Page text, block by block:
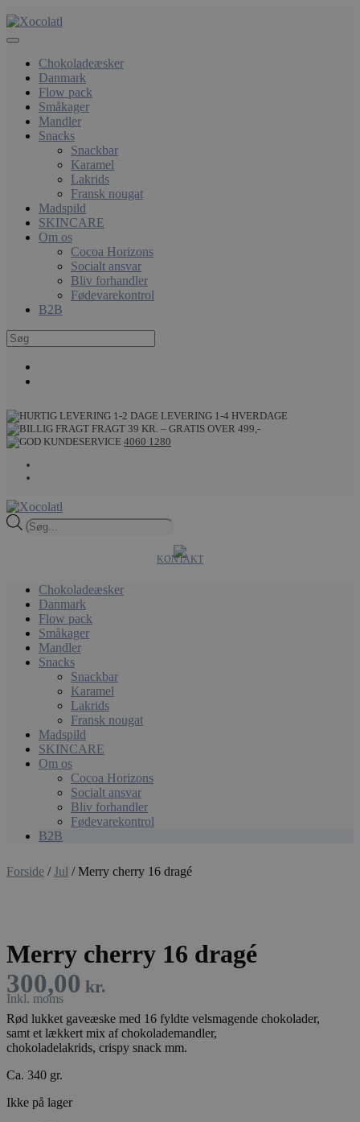
Chokoladeæsker
Danmark
Flow pack
Småkager
Mandler
Snacks
Snackbar
Karamel
Lakrids
Fransk nougat
Madspild
SKINCARE
Om os
Cocoa Horizons
Socialt ansvar
Bliv forhandler
Fødevarekontrol
B2B
LEVERING 1-4 HVERDAGE
FRAGT 39 KR. – GRATIS OVER 499,-
4060 1280
Products
search
KONTAKT
Chokoladeæsker
Danmark
Flow pack
Småkager
Mandler
Snacks
Snackbar
Karamel
Lakrids
Fransk nougat
Madspild
SKINCARE
Om os
Cocoa Horizons
Socialt ansvar
Bliv forhandler
Fødevarekontrol
B2B
Forside /Jul / Merry cherry 16 dragé
Merry cherry 16 dragé
300,00 kr.
Rød lukket gaveæske med 16 fyldte velsmagende chokolader,
samt et lækkert mix af chokolademandler,
chokoladelakrids, crispy snack mm.
Ca. 340 gr.
Ikke på lager